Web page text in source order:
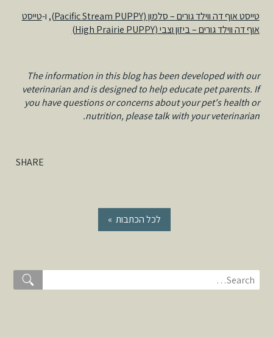
טייסט אוף דה ווילד גורים – סלמון (Pacific Stream PUPPY)
, ו-טייסט
אוף דה ווילד גורים – ביזון וצבי (High Prairie PUPPY)
The information in this blog has been developed with our
veterinarian and is designed to help educate pet parents. If
you have questions or concerns about your pet's health or
nutrition, please talk with your veterinarian.
SHARE
« לכל הכתבות